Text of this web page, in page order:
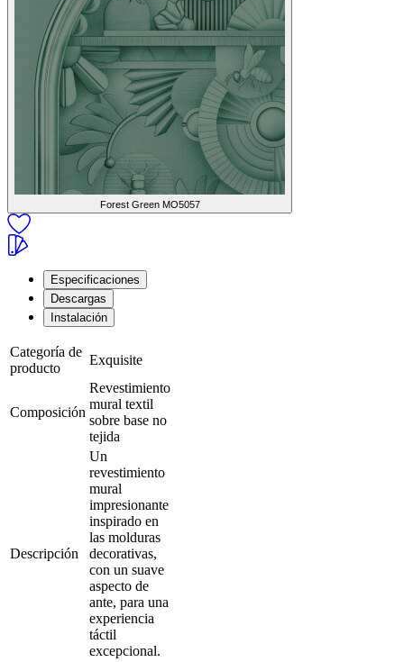
Forest Green MO5057
Especificaciones
Descargas
Instalación
Categoría de
producto
Exquisite
Composición
Revestimiento
mural textil
sobre base no
tejida
Descripción
Un
revestimiento
mural
impresionante
inspirado en
las molduras
decorativas,
con un suave
aspecto de
ante, para una
experiencia
táctil
excepcional.